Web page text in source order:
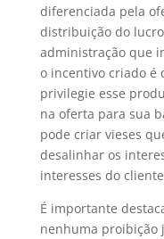
diferenciada pela
distribuição do
administração que
o incentivo criado é
privilegie esse
na oferta para sua
pode criar vieses
desalinhar os
interesses do
É importante
nenhuma proibição